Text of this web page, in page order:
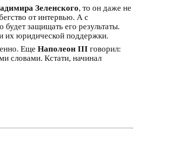
Зеленского, то он даже не
от интервью. А с
защищать его результаты.
их юридической поддержки.
Еще Наполеон III говорил:
словами. Кстати, начинал